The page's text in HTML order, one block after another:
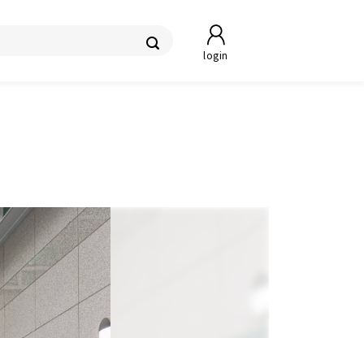
login